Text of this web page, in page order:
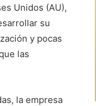
Unidos (AU),
su
y pocas
las
la empresa